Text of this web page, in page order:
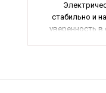
стабильно и
уверенность в